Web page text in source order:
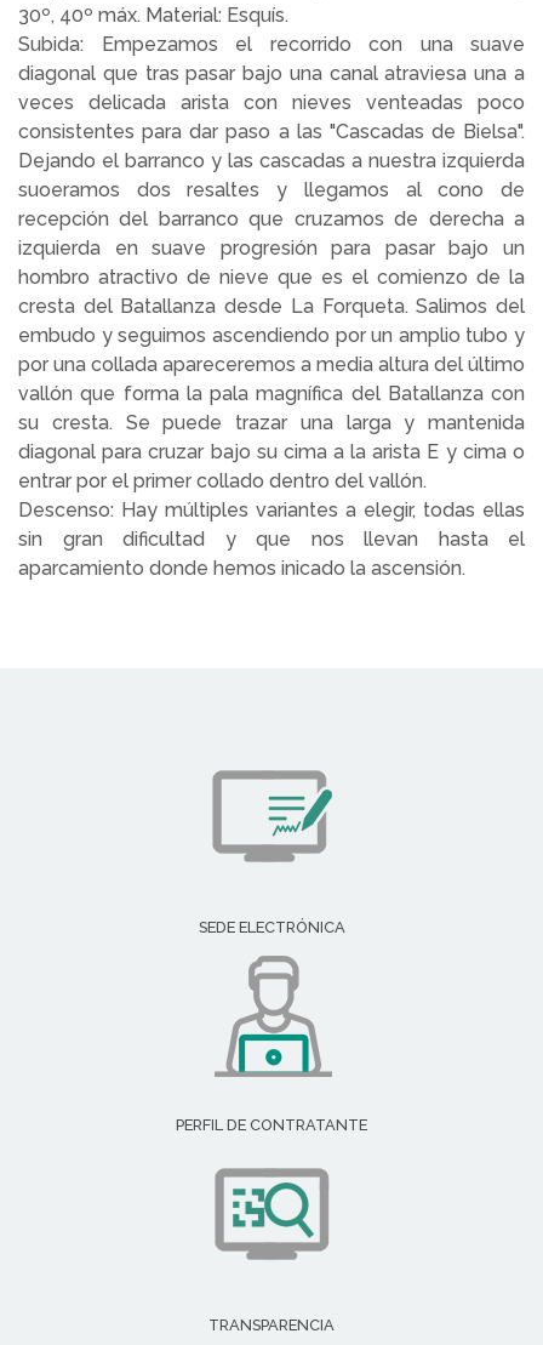
30º, 40º máx. Material: Esquís.
Subida: Empezamos el recorrido con una suave
diagonal que tras pasar bajo una canal atraviesa una a
veces delicada arista con nieves venteadas poco
consistentes para dar paso a las "Cascadas de Bielsa".
Dejando el barranco y las cascadas a nuestra izquierda
suoeramos dos resaltes y llegamos al cono de
recepción del barranco que cruzamos de derecha a
izquierda en suave progresión para pasar bajo un
hombro atractivo de nieve que es el comienzo de la
cresta del Batallanza desde La Forqueta. Salimos del
embudo y seguimos ascendiendo por un amplio tubo y
por una collada apareceremos a media altura del último
vallón que forma la pala magnífica del Batallanza con
su cresta. Se puede trazar una larga y mantenida
diagonal para cruzar bajo su cima a la arista E y cima o
entrar por el primer collado dentro del vallón.
Descenso: Hay múltiples variantes a elegir, todas ellas
sin gran dificultad y que nos llevan hasta el
aparcamiento donde hemos inicado la ascensión.
SEDE ELECTRÓNICA
PERFIL DE CONTRATANTE
TRANSPARENCIA